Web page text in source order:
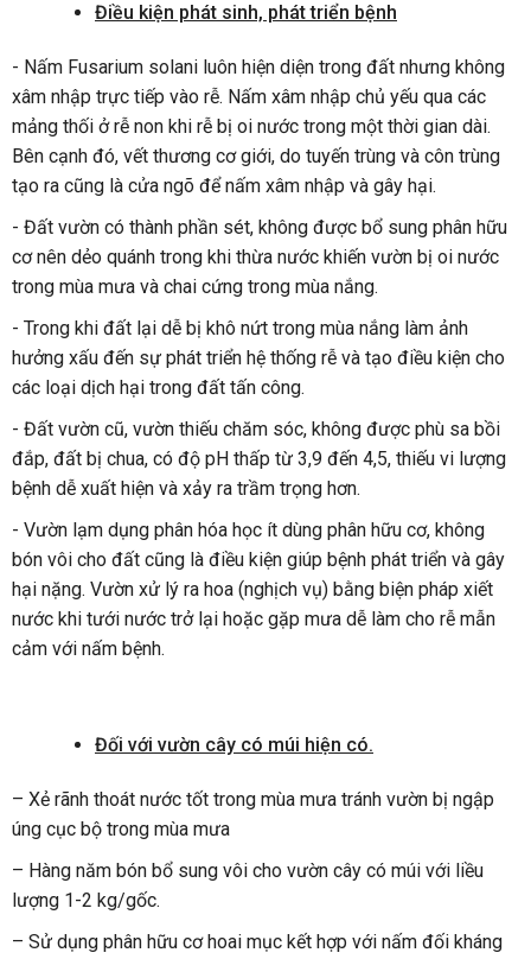
Điều kiện phát sinh, phát triển bệnh
- Nấm Fusarium solani luôn hiện diện trong đất nhưng không
xâm nhập trực tiếp vào rễ. Nấm xâm nhập chủ yếu qua các
mảng thối ở rễ non khi rễ bị oi nước trong một thời gian dài.
Bên cạnh đó, vết thương cơ giới, do tuyến trùng và côn trùng
tạo ra cũng là cửa ngõ để nấm xâm nhập và gây hại.
- Đất vườn có thành phần sét, không được bổ sung phân hữu
cơ nên dẻo quánh trong khi thừa nước khiến vườn bị oi nước
trong mùa mưa và chai cứng trong mùa nắng.
- Trong khi đất lại dễ bị khô nứt trong mùa nắng làm ảnh
hưởng xấu đến sự phát triển hệ thống rễ và tạo điều kiện cho
các loại dịch hại trong đất tấn công.
- Đất vườn cũ, vườn thiếu chăm sóc, không được phù sa bồi
đắp, đất bị chua, có độ pH thấp từ 3,9 đến 4,5, thiếu vi lượng
bệnh dễ xuất hiện và xảy ra trầm trọng hơn.
- Vườn lạm dụng phân hóa học ít dùng phân hữu cơ, không
bón vôi cho đất cũng là điều kiện giúp bệnh phát triển và gây
hại nặng. Vườn xử lý ra hoa (nghịch vụ) bằng biện pháp xiết
nước khi tưới nước trở lại hoặc gặp mưa dễ làm cho rễ mẫn
cảm với nấm bệnh.
Đối với vườn cây có múi hiện có.
– Xẻ rãnh thoát nước tốt trong mùa mưa tránh vườn bị ngập
úng cục bộ trong mùa mưa
– Hàng năm bón bổ sung vôi cho vườn cây có múi với liều
lượng 1-2 kg/gốc.
– Sử dụng phân hữu cơ hoai mục kết hợp với nấm đối kháng